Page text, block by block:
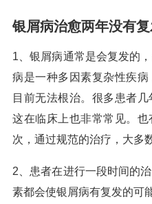
银屑病治愈两年没有
1、银屑病通常是会复发的
病是一种多因素复杂性疾病
目前无法根治。很多患者
这在临床上也非常常见。
次，通过规范的治疗，大多
2、患者在进行一段时间的
素都会使银屑病有复发的可能